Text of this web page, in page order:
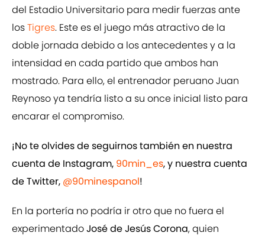
del Estadio Universitario para medir fuerzas ante
losTigres. Este es el juego más atractivo de la
doble jornada debido a los antecedentes y a la
intensidad en cada partido que ambos han
mostrado. Para ello, el entrenador peruano Juan
Reynoso ya tendría listo a su once inicial listo para
encarar el compromiso.
¡No te olvides de seguirnos también en nuestra
cuenta de Instagram, 90min_es, y nuestra cuenta
de Twitter, @90minespanol!
En la portería no podría ir otro que no fuera el
experimentadoJosé de Jesús Corona, quien